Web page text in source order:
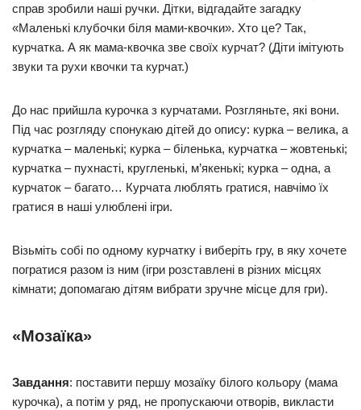
справ зробили наші ручки. Дітки, відгадайте загадку
«Маленькі клубочки біля мами-квочки». Хто це? Так,
курчатка. А як мама-квочка зве своїх курчат? (Діти імітують
звуки та рухи квочки та курчат.)
До нас прийшла курочка з курчатами. Розгляньте, які вони.
Під час розгляду спонукаю дітей до опису: курка – велика, а
курчатка – маленькі; курка – біленька, курчатка – жовтенькі;
курчатка – пухнасті, кругленькі, м’якенькі; курка – одна, а
курчаток – багато… Курчата люблять гратися, навчімо їх
гратися в наші улюблені ігри.
Візьміть собі по одному курчатку і виберіть гру, в яку хочете
погратися разом із ним (ігри розставлені в різних місцях
кімнати; допомагаю дітям вибрати зручне місце для гри).
«Мозаїка»
Завдання: поставити першу мозаїку білого кольору (мама
курочка), а потім у ряд, не пропускаючи отворів, викласти